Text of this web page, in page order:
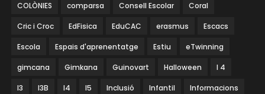
COLÒNIES comparsa Consell Escolar Coral
Cric i Croc EdFisica EduCAC erasmus Escacs
Escola Espais d'aprenentatge Estiu eTwinning
gimcana Gimkana Guinovart Halloween I 4
I3 I3B I4 I5 Inclusió Infantil Informacions